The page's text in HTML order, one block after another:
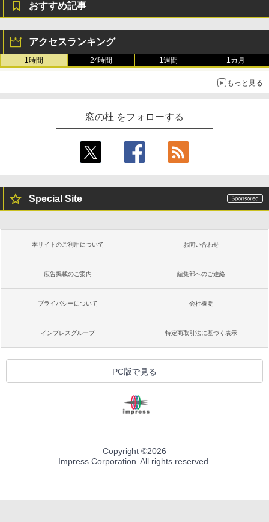
おすすめ記事
アクセスランキング
1時間 24時間 1週間 1カ月
もっと見る
窓の杜 をフォローする
Special Site
本サイトのご利用について お問い合わせ
広告掲載のご案内 編集部へのご連絡
プライバシーについて 会社概要
インプレスグループ 特定商取引法に基づく表示
PC版で見る
Copyright ©2026
Impress Corporation. All rights reserved.